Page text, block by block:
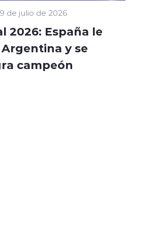
de julio de 2026
2026: España le
y se
campeón